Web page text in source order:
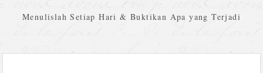
Menulislah Setiap Hari & Buktikan Apa yang Terjadi